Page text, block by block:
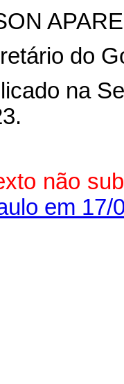
do
na
não
em 17/